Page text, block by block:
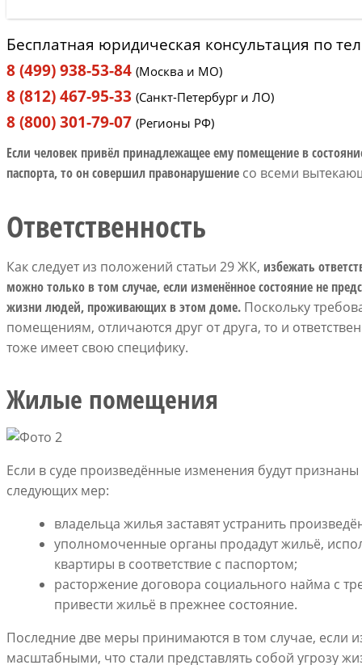
Бесплатная юридическая консультация по
8 (499) 938-53-84 (Москва и МО)
8 (812) 467-95-33 (Санкт-Петербург и ЛО)
8 (800) 301-79-07 (Регионы РФ)
Если человек привёл принадлежащее ему помещение в
паспорта, то он совершил правонарушение со всеми
Ответственность
Как следует из положений статьи 29 ЖК, избежать
можно только в том случае, если изменённое состояние не
жизни людей, проживающих в этом доме. Поскольку
помещениям, отличаются друг от друга, то и
тоже имеет свою специфику.
Жилые помещения
Если в суде произведённые изменения будут
следующих мер:
владельца жилья заставят устранить
уполномоченные органы продадут жильё,
квартиры в соответствие с паспортом;
расторжение договора социального найма с
привести жильё в прежнее состояние.
Последние две меры принимаются в том случае, если
масштабными, что стали представлять собой угрозу